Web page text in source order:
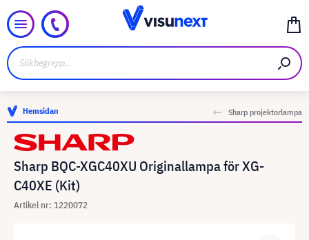
Hemsidan Sharp projektorlampa
Sharp BQC-XGC40XU Originallampa för XG-
C40XE (Kit)
Artikel nr: 1220072